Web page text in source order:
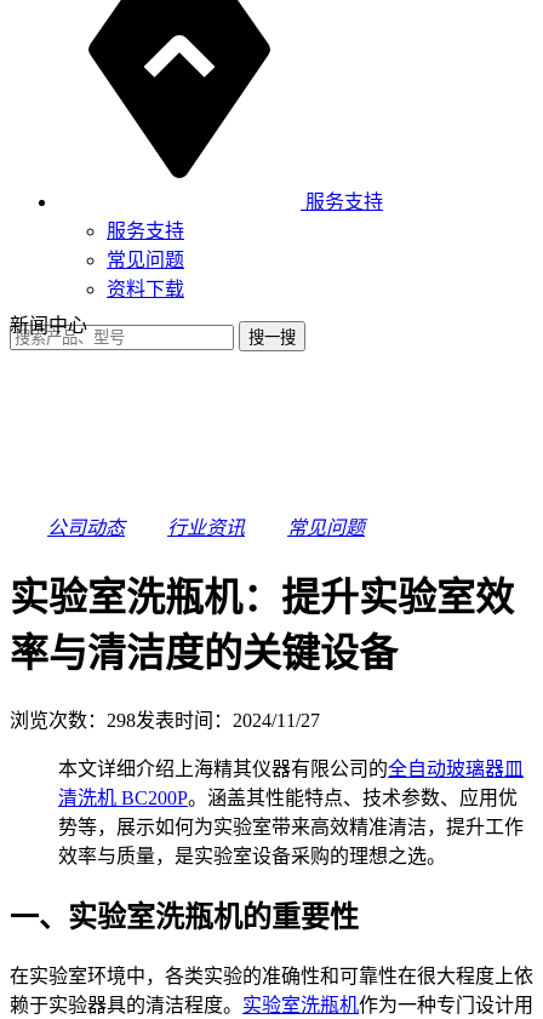
服务支持
服务支持
常见问题
资料下载
新闻中心
公司动态 行业资讯 常见问题
实验室洗瓶机：提升实验室效
率与清洁度的关键设备
浏览次数： 298发表时间：2024/11/27
本文详细介绍上海精其仪器有限公司的全自动玻璃器皿
清洗机 BC200P。涵盖其性能特点、技术参数、应用优
势等，展示如何为实验室带来高效精准清洁，提升工作
效率与质量，是实验室设备采购的理想之选。
一、实验室洗瓶机的重要性
在实验室环境中，各类实验的准确性和可靠性在很大程度上依
赖于实验器具的清洁程度。 实验室洗瓶机作为一种专门设计用